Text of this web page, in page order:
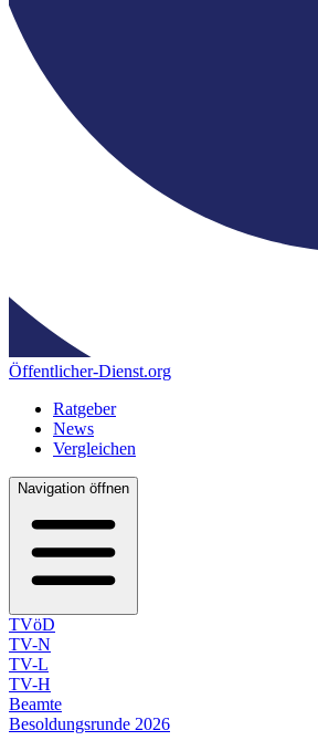
Öffentlicher-Dienst.org
Ratgeber
News
Vergleichen
Navigation öffnen
TVöD
TV-N
TV-L
TV-H
Beamte
Besoldungsrunde 2026